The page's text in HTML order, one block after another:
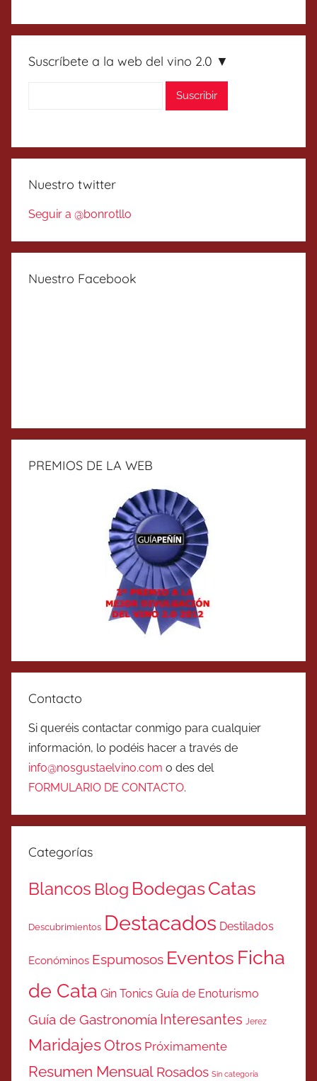
Suscríbete a la web del vino 2.0 ▼
Nuestro twitter
Seguir a @bonrotllo
Nuestro Facebook
PREMIOS DE LA WEB
Contacto
Si queréis contactar conmigo para cualquier
información, lo podéis hacer a través de
info@nosgustaelvino.com o des del
FORMULARIO DE CONTACTO.
Categorías
Blancos Blog BodegasCatas
Descubrimientos Destacados Destilados
Económinos Espumosos Eventos Ficha
de Cata Gin Tonics Guía de Enoturismo
Guía de Gastronomía Interesantes Jerez
MaridajesOtros Próximamente
Resumen Mensual Rosados Sin categoría